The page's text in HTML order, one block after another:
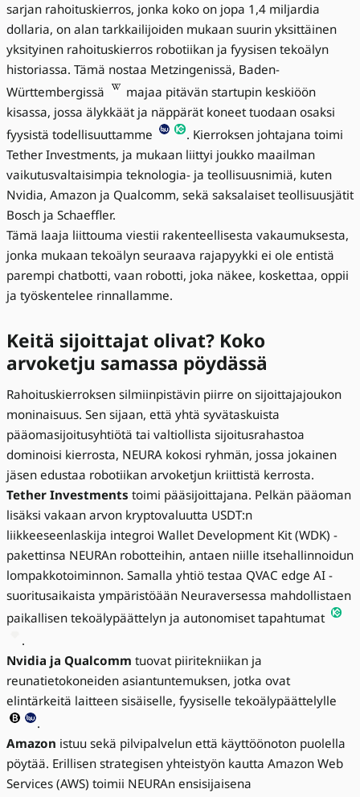
sarjan rahoituskierros, jonka koko on jopa 1,4 miljardia
dollaria, on alan tarkkailijoiden mukaan suurin yksittäinen
yksityinen rahoituskierros robotiikan ja fyysisen tekoälyn
historiassa. Tämä nostaa Metzingenissä, Baden-
Württembergissä
majaa pitävän startupin keskiöön
kisassa, jossa älykkäät ja näppärät koneet tuodaan osaksi
fyysistä todellisuuttamme
. Kierroksen johtajana toimi
Tether Investments, ja mukaan liittyi joukko maailman
vaikutusvaltaisimpia teknologia- ja teollisuusnimiä, kuten
Nvidia, Amazon ja Qualcomm, sekä saksalaiset teollisuusjätit
Bosch ja Schaeffler.
Tämä laaja liittouma viestii rakenteellisesta vakaumuksesta,
jonka mukaan tekoälyn seuraava rajapyykki ei ole entistä
parempi chatbotti, vaan robotti, joka näkee, koskettaa, oppii
ja työskentelee rinnallamme.
Keitä sijoittajat olivat? Koko
arvoketju samassa pöydässä
Rahoituskierroksen silmiinpistävin piirre on sijoittajajoukon
moninaisuus. Sen sijaan, että yhtä syvätaskuista
pääomasijoitusyhtiötä tai valtiollista sijoitusrahastoa
dominoisi kierrosta, NEURA kokosi ryhmän, jossa jokainen
jäsen edustaa robotiikan arvoketjun kriittistä kerrosta.
Tether Investments toimi pääsijoittajana. Pelkän pääoman
lisäksi vakaan arvon kryptovaluutta USDT:n
liikkeeseenlaskija integroi Wallet Development Kit (WDK) -
pakettinsa NEURAn robotteihin, antaen niille itsehallinnoidun
lompakkotoiminnon. Samalla yhtiö testaa QVAC edge AI -
suoritusaikaista ympäristöään Neuraversessa mahdollistaen
paikallisen tekoälypäättelyn ja autonomiset tapahtumat
.
Nvidia ja Qualcomm tuovat piiritekniikan ja
reunatietokoneiden asiantuntemuksen, jotka ovat
elintärkeitä laitteen sisäiselle, fyysiselle tekoälypäättelylle
.
Amazon istuu sekä pilvipalvelun että käyttöönoton puolella
pöytää. Erillisen strategisen yhteistyön kautta Amazon Web
Services (AWS) toimii NEURAn ensisijaisena